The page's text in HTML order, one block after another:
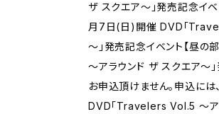
ザ スクエア～」発売記念イ
月7日(日)開催 DVD「
～」発売記念イベント【昼
～アラウンド ザ スクエア～
お申込頂けません。申込に
DVD「Travelers Vol.5 ～ア